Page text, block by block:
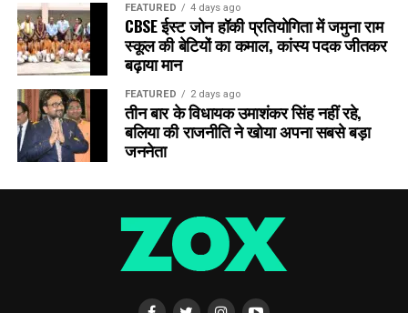
FEATURED 4 days ago
CBSE ईस्ट जोन हॉकी प्रतियोगिता में जमुना राम
स्कूल की बेटियों का कमाल, कांस्य पदक जीतकर
बढ़ाया मान
FEATURED 2 days ago
तीन बार के विधायक उमाशंकर सिंह नहीं रहे,
बलिया की राजनीति ने खोया अपना सबसे बड़ा
जननेता